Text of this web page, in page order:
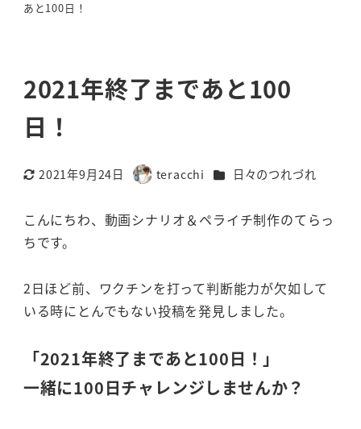
あと100日！
2021年終了まであと100
日！
更新日
2021年9月24日
著
teracchi カテゴリー
日々のつれづれ
こんにちわ、動画シナリオ＆ペライチ制作のてらっ
ちです。
2日ほど前、ワクチンを打って判断能力が欠如して
いる時にとんでもない投稿を発見しました。
「2021年終了まであと100日！」
一緒に100日チャレンジしませんか？